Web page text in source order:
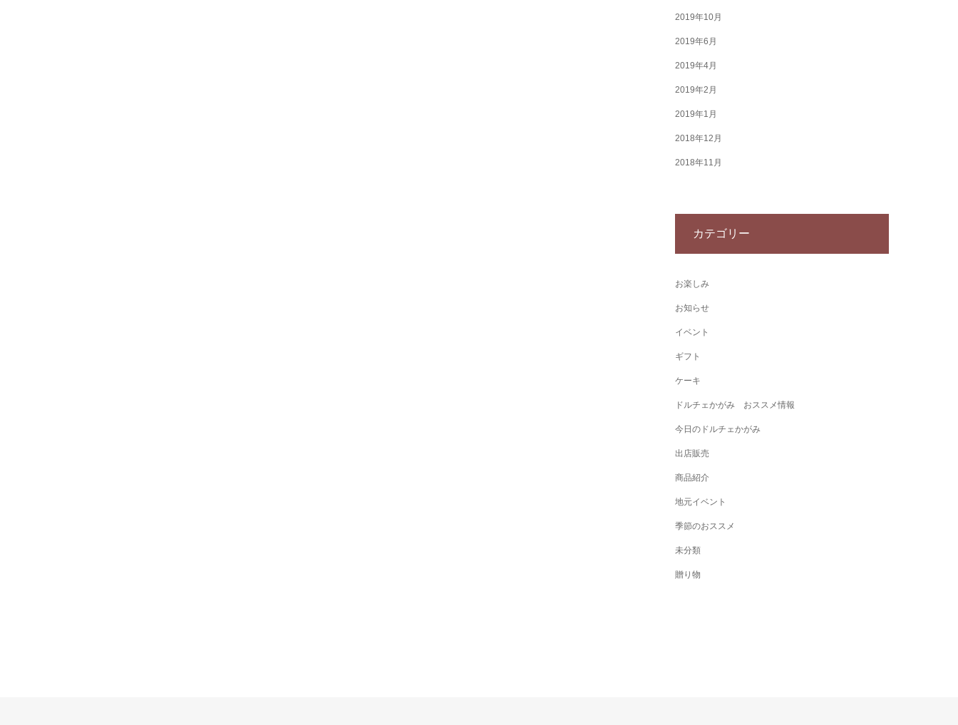
2019年10月
2019年6月
2019年4月
2019年2月
2019年1月
2018年12月
2018年11月
カテゴリー
お楽しみ
お知らせ
イベント
ギフト
ケーキ
ドルチェかがみ おススメ情報
今日のドルチェかがみ
出店販売
商品紹介
地元イベント
季節のおススメ
未分類
贈り物